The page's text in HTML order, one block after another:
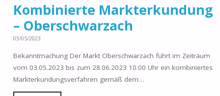
Kombinierte Markterkundung
– Oberschwarzach
03/05/2023
Bekanntmachung Der Markt Oberschwarzach führt im Zeitraum
vom 03.05.2023 bis zum 28.06.2023 10.00 Uhr ein kombiniertes
Markterkundungsverfahren gemäß dem…